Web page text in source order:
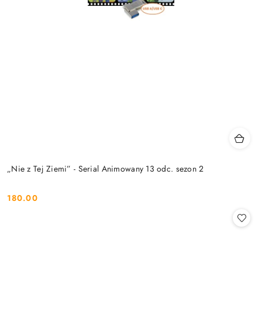
„Nie z Tej Ziemi” - Serial Animowany 13 odc. sezon 2
Cena:
180.00